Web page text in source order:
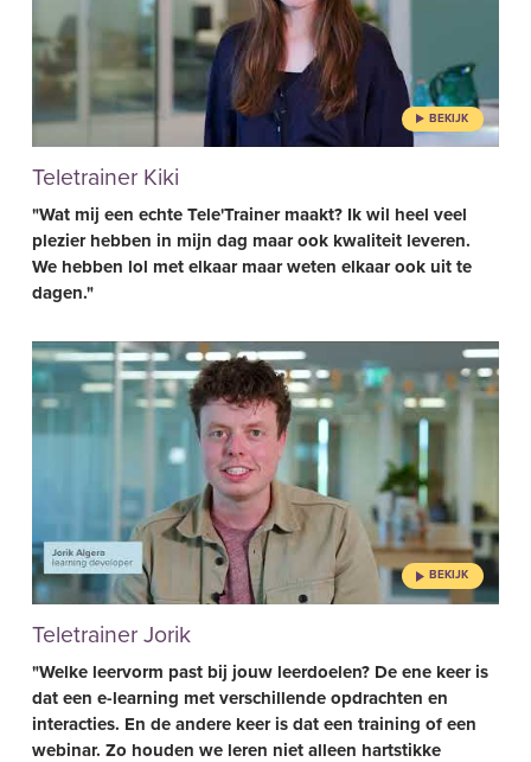
Teletrainer Kiki
"Wat mij een echte Tele'Trainer maakt? Ik wil heel veel
plezier hebben in mijn dag maar ook kwaliteit leveren.
We hebben lol met elkaar maar weten elkaar ook uit te
dagen."
Teletrainer Jorik
"Welke leervorm past bij jouw leerdoelen? De ene keer is
dat een e-learning met verschillende opdrachten en
interacties. En de andere keer is dat een training of een
webinar. Zo houden we leren niet alleen hartstikke